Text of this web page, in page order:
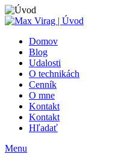
Domov
Blog
Udalosti
O technikách
Cenník
O mne
Kontakt
Kontakt
Hľadať
Menu